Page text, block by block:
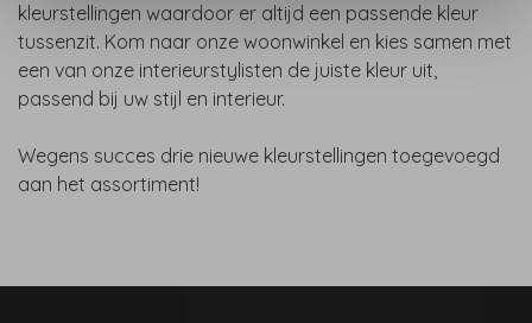
kleurstellingen waardoor er altijd een passende kleur
tussenzit. Kom naar onze woonwinkel en kies samen met
een van onze interieurstylisten de juiste kleur uit,
passend bij uw stijl en interieur.
Wegens succes drie nieuwe kleurstellingen toegevoegd
aan het assortiment!